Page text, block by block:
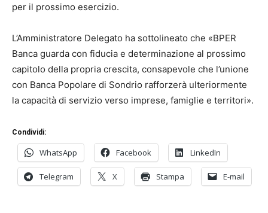
per il prossimo esercizio.
L’Amministratore Delegato ha sottolineato che «BPER
Banca guarda con fiducia e determinazione al prossimo
capitolo della propria crescita, consapevole che l’unione
con Banca Popolare di Sondrio rafforzerà ulteriormente
la capacità di servizio verso imprese, famiglie e territori».
Condividi:
WhatsApp Facebook LinkedIn
Telegram X Stampa E-mail